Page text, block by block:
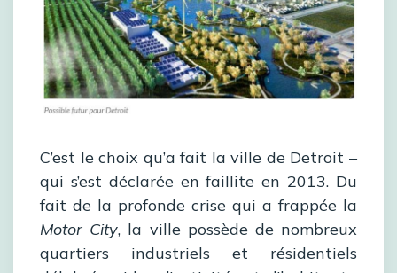
C’est le choix qu’a fait la ville de Detroit –
qui s’est déclarée en faillite en 2013. Du
fait de la profonde crise qui a frappée la
Motor City, la ville possède de nombreux
quartiers industriels et résidentiels